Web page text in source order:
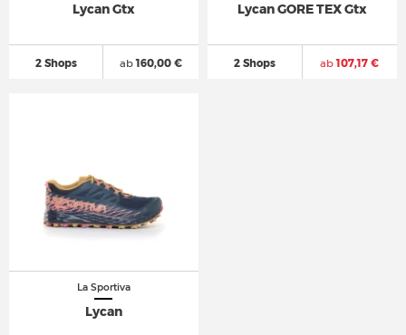
Lycan Gtx
2 Shops ab160,00 €
Lycan GORE TEX Gtx
2 Shops ab107,17 €
La Sportiva
Lycan